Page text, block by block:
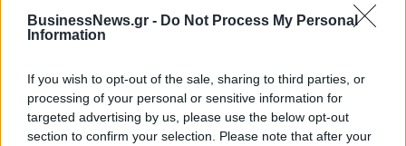
BusinessNews.gr - Do Not Process My Personal
Information
If you wish to opt-out of the sale, sharing to third parties, or
processing of your personal or sensitive information for
targeted advertising by us, please use the below opt-out
section to confirm your selection. Please note that after your
IAB Hellas: Νέα Διοικούσα Επιτροπή και νέο Διοικητικό Συμβούλιο -
Πρόεδρος ο Γαληνός Γιαγλής